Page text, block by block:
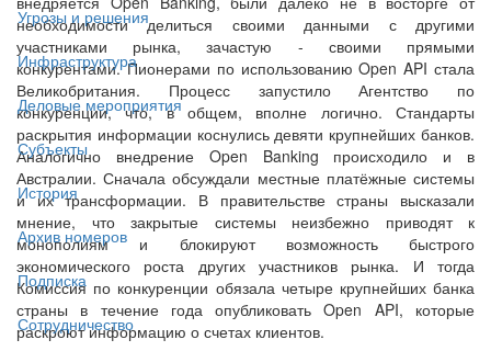
Угрозы и решения
Инфраструктура
Деловые мероприятия
Субъекты
История
Архив номеров
Подписка
Сотрудничество
необходимости делиться своими данными с другими
участниками рынка, зачастую - своими прямыми
конкурентами. Пионерами по использованию Open API стала
Великобритания. Процесс запустило Агентство по
конкуренции, что, в общем, вполне логично. Стандарты
раскрытия информации коснулись девяти крупнейших банков.
Аналогично внедрение Open Banking происходило и в
Австралии. Сначала обсуждали местные платёжные системы
и их трансформации. В правительстве страны высказали
мнение, что закрытые системы неизбежно приводят к
монополиям и блокируют возможность быстрого
экономического роста других участников рынка. И тогда
Комиссия по конкуренции обязала четыре крупнейших банка
страны в течение года опубликовать Open API, которые
раскроют информацию о счетах клиентов.